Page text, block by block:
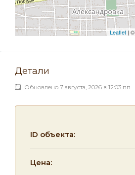
Leaflet | ©
Детали
Обновлено 7 августа, 2026 в 12:03 пп
ID объекта:
Цена: